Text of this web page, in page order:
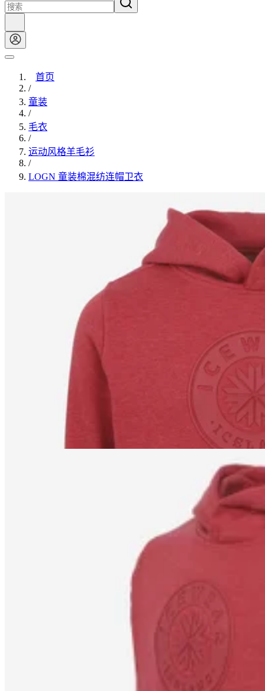
首页
/
童装
/
毛衣
/
运动风格羊毛衫
/
LOGN 童装棉混纺连帽卫衣